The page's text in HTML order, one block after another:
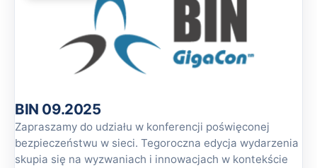
BIN 09.2025
Zapraszamy do udziału w konferencji poświęconej
bezpieczeństwu w sieci. Tegoroczna edycja wydarzenia
skupia się na wyzwaniach i innowacjach w kontekście